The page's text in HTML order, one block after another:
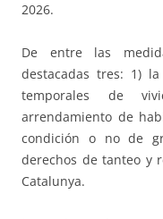
2026.
De entre las
destacadas tres: 1)
temporales de
arrendamiento de
condición o no de
derechos de tanteo y
Catalunya.